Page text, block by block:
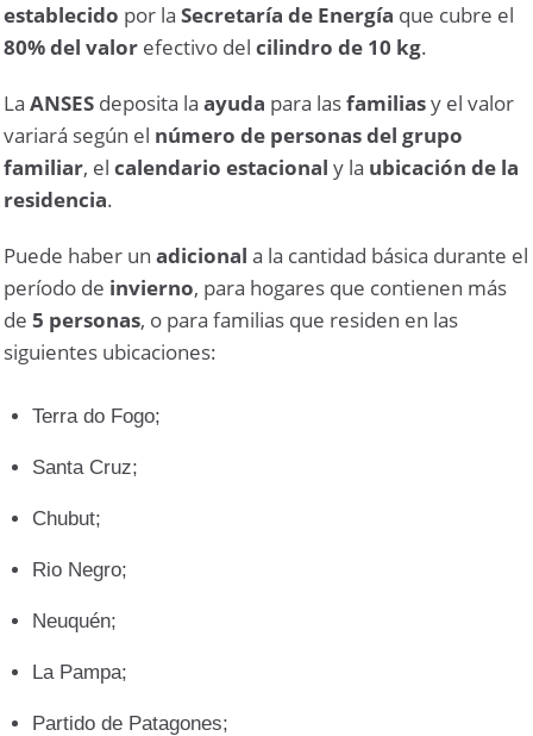
establecido por laSecretaría de Energía que cubre el
80%del valor efectivo delcilindro de 10 kg.
LaANSES deposita laayuda para lasfamiliasy el valor
variará según el número de personas del grupo
familiar, elcalendario estacional y la ubicación de la
residencia.
Puede haber unadicional a la cantidad básica durante el
período de invierno, para hogares que contienen más
de5 personas, o para familias que residen en las
siguientes ubicaciones:
Terra do Fogo;
Santa Cruz;
Chubut;
Rio Negro;
Neuquén;
La Pampa;
Partido de Patagones;